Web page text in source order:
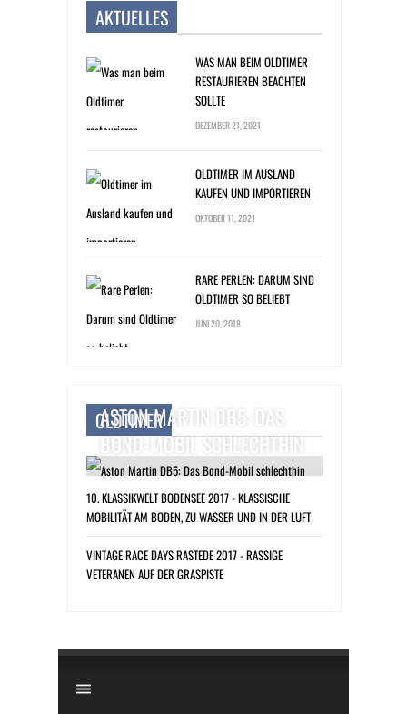
AKTUELLES
WAS MAN BEIM OLDTIMER
RESTAURIEREN BEACHTEN
SOLLTE
DEZEMBER 21, 2021
OLDTIMER IM AUSLAND
KAUFEN UND IMPORTIEREN
OKTOBER 11, 2021
RARE PERLEN: DARUM SIND
OLDTIMER SO BELIEBT
JUNI 20, 2018
OLDTIMER
ASTON MARTIN DB5: DAS
BOND-MOBIL SCHLECHTHIN
10. KLASSIKWELT BODENSEE 2017 - KLASSISCHE
MOBILITÄT AM BODEN, ZU WASSER UND IN DER LUFT
VINTAGE RACE DAYS RASTEDE 2017 - RASSIGE
VETERANEN AUF DER GRASPISTE